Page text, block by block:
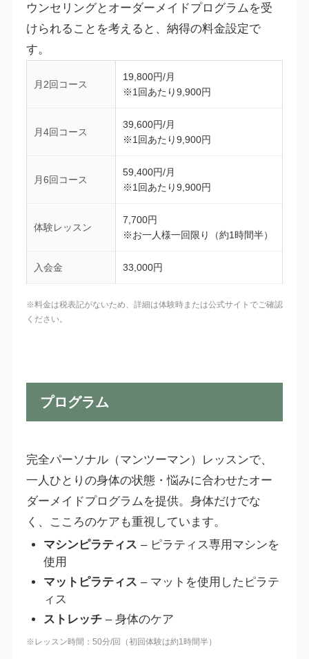
ウンセリングとオーダーメイドプログラムを受
けられることを考えると、納得の料金設定で
す。
月2回コース
19,800円/月
※1回あたり9,900円
月4回コース
39,600円/月
※1回あたり9,900円
月6回コース
59,400円/月
※1回あたり9,900円
体験レッスン
7,700円
※お一人様一回限り（約1時間半）
入会金 33,000円
※料金は税表記がないため、詳細は体験時または公式サイトでご確認
ください。
プログラム
完全パーソナル（マンツーマン）レッスンで、
一人ひとりの身体の状態・悩みに合わせたオー
ダーメイドプログラムを提供。身体だけでな
く、こころのケアも重視しています。
マシンピラティス – ピラティス専用マシンを
使用
マットピラティス – マットを使用したピラテ
ィス
ストレッチ – 身体のケア
※レッスン時間：50分/回（初回体験は約1時間半）